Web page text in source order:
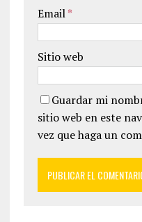
Email*
Sitio web
Guardar mi
sitio web en este
vez que haga un